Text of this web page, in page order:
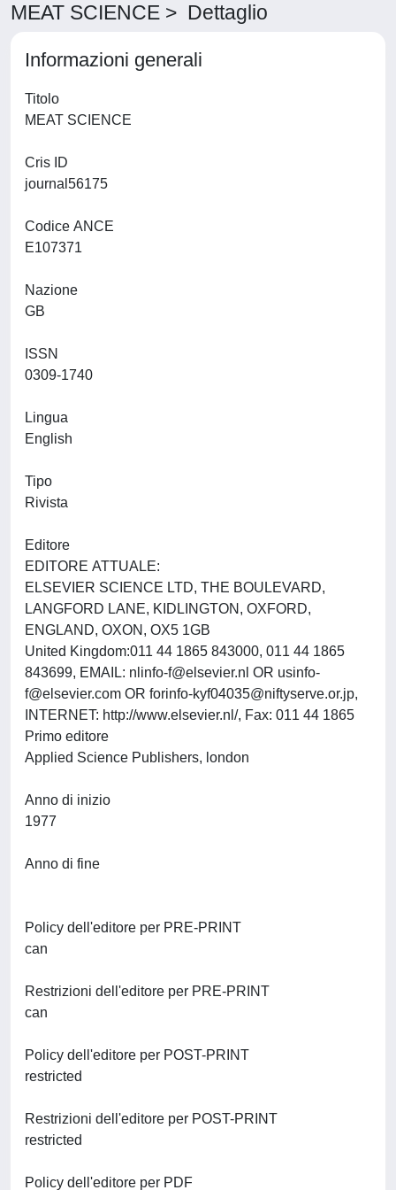
MEAT SCIENCE > Dettaglio
Informazioni generali
Titolo
Cris ID
Codice ANCE
Nazione
ISSN
Lingua
Tipo
Rivista
Editore
EDITORE ATTUALE:
ELSEVIER SCIENCE LTD, THE BOULEVARD,
LANGFORD LANE, KIDLINGTON, OXFORD,
ENGLAND, OXON, OX5 1GB
United Kingdom:011 44 1865 843000, 011 44 1865
843699, EMAIL: nlinfo-f@elsevier.nl OR usinfo-
f@elsevier.com OR forinfo-kyf04035@niftyserve.or.jp,
INTERNET: http://www.elsevier.nl/, Fax: 011 44 1865
Primo editore
Anno di inizio
Anno di fine
Policy dell'editore per PRE-PRINT
Restrizioni dell'editore per PRE-PRINT
Policy dell'editore per POST-PRINT
Restrizioni dell'editore per POST-PRINT
Policy dell'editore per PDF